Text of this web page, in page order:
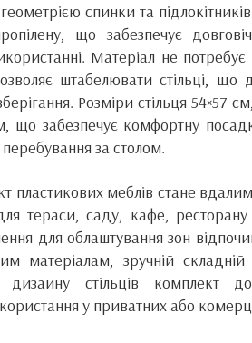
спинки та
що забезпечує
Матеріал не
штабелювати стільці,
Розміри стільця 54×57
що забезпечує комфортну
за столом.
пластикових меблів стане
тераси, саду, кафе,
для облаштування зон
матеріалам, зручній складній
дизайну стільців комплект
у приватних або